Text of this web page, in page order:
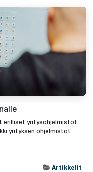
erilliset yritysohjelmistot
yrityksen ohjelmistot
Artikkelit